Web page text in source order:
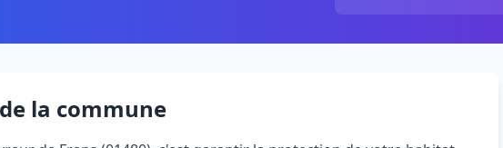
la commune